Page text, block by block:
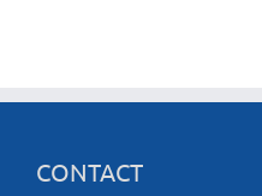
CONTACT